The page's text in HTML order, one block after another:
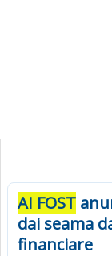
AI FOST
dai seama
financiare